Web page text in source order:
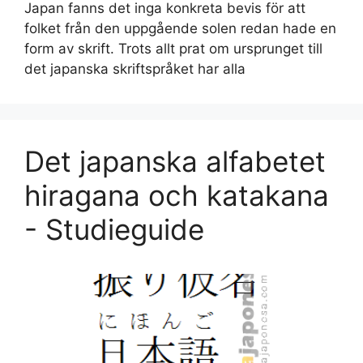
Japan fanns det inga konkreta bevis för att
folket från den uppgående solen redan hade en
form av skrift. Trots allt prat om ursprunget till
det japanska skriftspråket har alla
Det japanska alfabetet
hiragana och katakana
- Studieguide